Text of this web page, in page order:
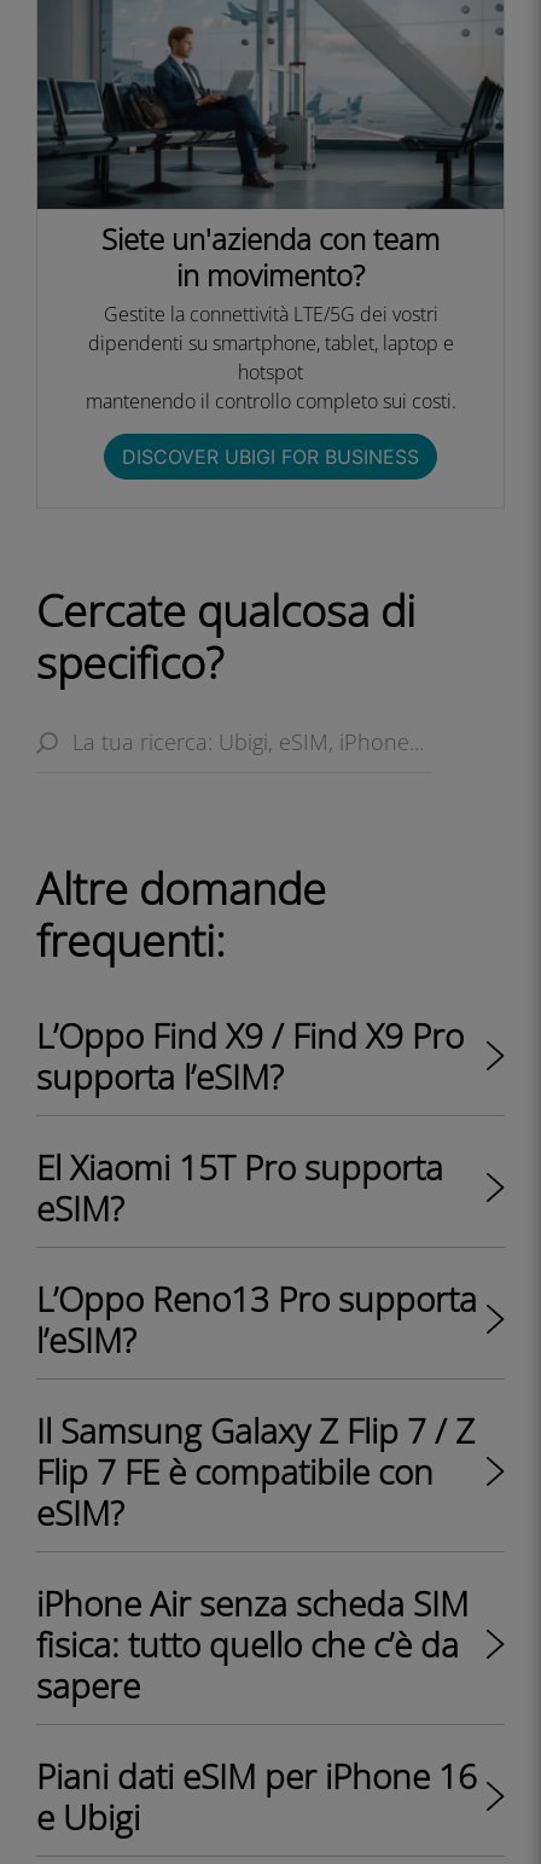
Siete un'azienda con team
in movimento?
Gestite la connettività LTE/5G dei vostri
dipendenti su smartphone, tablet, laptop e
hotspot
mantenendo il controllo completo sui costi.​
DISCOVER UBIGI FOR BUSINESS​
Cercate qualcosa di
specifico?
Altre domande
frequenti:
L’Oppo Find X9 / Find X9 Pro
supporta l’eSIM?
El Xiaomi 15T Pro supporta
eSIM?
L’Oppo Reno13 Pro supporta
l’eSIM?
Il Samsung Galaxy Z Flip 7 / Z
Flip 7 FE è compatibile con
eSIM?
iPhone Air senza scheda SIM
fisica: tutto quello che c’è da
sapere
Piani dati eSIM per iPhone 16
e Ubigi